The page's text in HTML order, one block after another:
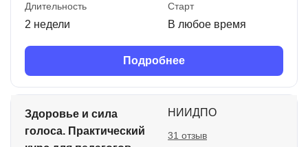
Длительность
2 недели
Старт
В любое время
Подробнее
Здоровье и сила
голоса. Практический
НИИДПО
31 отзыв